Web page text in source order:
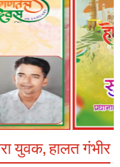
युवक, हालत गंभीर